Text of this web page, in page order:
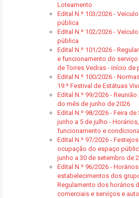
Loteamento
Edital N.º 103/2026 -
pública
Edital N.º 102/2026 -
pública
Edital N.º 101/2026 -
e funcionamento do
de Torres Vedras - início de
Edital N.º 100/2026 -
19.º Festival de Estátuas
Edital N.º 99/2026 -
do mês de junho de 2026
Edital N.º 98/2026 - Feira
junho a 5 de julho -
funcionamento e
Edital N.º 97/2026 -
ocupação do espaço
junho a 30 de setembro de
Edital N.º 96/2026 -
estabelecimentos dos
Regulamento dos horários
comerciais e serviços e